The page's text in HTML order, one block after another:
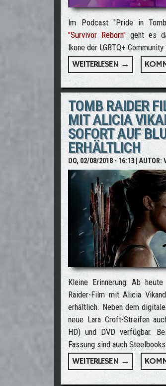
Im Podcast "Pride in
"Survivor Reborn" geht es
Ikone der LGBTQ+ Community
WEITERLESEN → ÜBER
TOMB RAIDER
MIT ALICIA
SOFORT AUF
ERHÄLTLICH
DO, 02/08/2018 - 16:13| AUTOR:
Kleine Erinnerung: Ab
Raider-Film mit Alicia
erhältlich. Neben dem
neue Lara Croft-Streifen
HD) und DVD verfügbar.
Fassung sind auch
WEITERLESEN → ÜBER